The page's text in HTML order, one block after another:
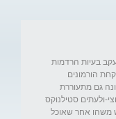
הורמונים 4-5 שנים עקב בעיות הרדמות
הורמונים
גם מתעוררת
ולעתים סטילנוקס
משהו אחר שאוכל